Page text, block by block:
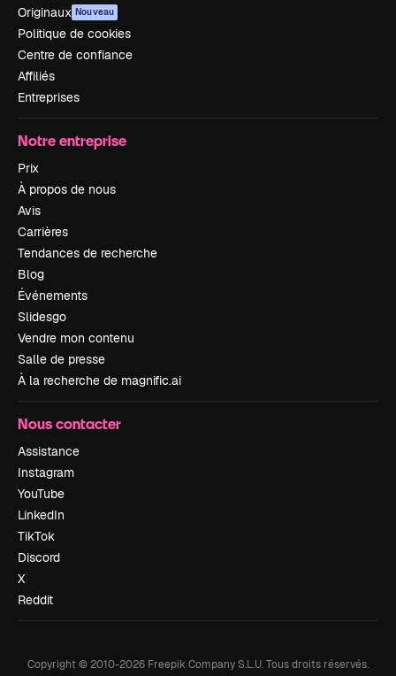
Originaux Nouveau
Politique de cookies
Centre de confiance
Affiliés
Entreprises
Notre entreprise
Prix
À propos de nous
Avis
Carrières
Tendances de recherche
Blog
Événements
Slidesgo
Vendre mon contenu
Salle de presse
À la recherche de magnific.ai
Nous contacter
Assistance
Instagram
YouTube
LinkedIn
TikTok
Discord
X
Reddit
Copyright © 2010-2026 Freepik Company S.L.U.Tous droits réservés.